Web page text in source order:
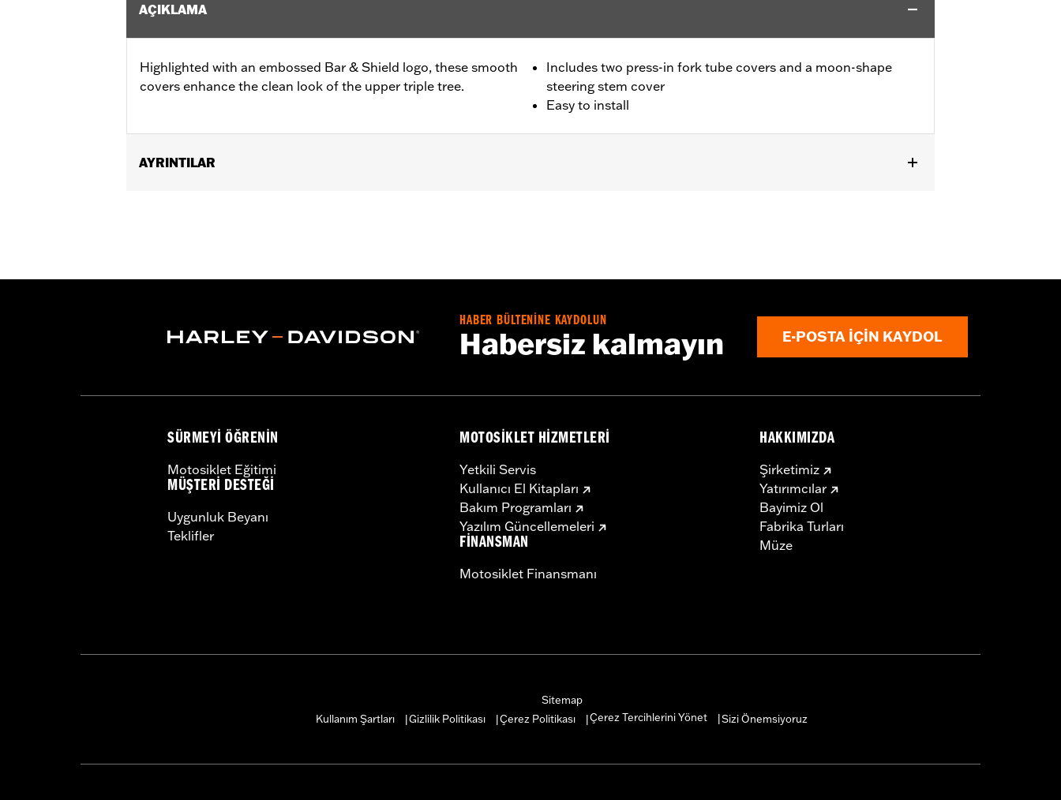
AÇIKLAMA
Highlighted with an embossed Bar & Shield logo, these smooth
covers enhance the clean look of the upper triple tree.
Includes two press-in fork tube covers and a moon-shape
steering stem cover
Easy to install
AYRINTILAR
WARRANTY:1 year limited warranty – Go towww.h-d.com/warrantyfor full details
HABER BÜLTENİNE KAYDOLUN
Habersiz kalmayın E-POSTA IÇIN KAYDOL
SÜRMEYI ÖĞRENIN
Motosiklet Eğitimi
MÜŞTERI DESTEĞI
Uygunluk Beyanı
Teklifler
MOTOSIKLET HIZMETLERI
Yetkili Servis
Kullanıcı El Kitapları
Bakım Programları
Yazılım Güncellemeleri
FINANSMAN
Motosiklet Finansmanı
HAKKIMIZDA
Şirketimiz
Yatırımcılar
Bayimiz Ol
Fabrika Turları
Müze
Sitemap
Kullanım Şartları
Gizlilik Politikası Çerez Politikası Çerez Tercihlerini Yönet Sizi Önemsiyoruz